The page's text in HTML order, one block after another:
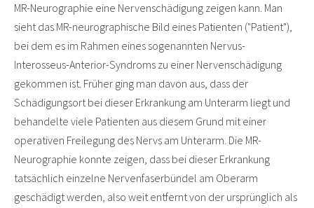
MR-Neurographie eine Nervenschädigung zeigen kann. Man
sieht das MR-neurographische Bild eines Patienten ("Patient"),
bei dem es im Rahmen eines sogenannten Nervus-
Interosseus-Anterior-Syndroms zu einer Nervenschädigung
gekommen ist. Früher ging man davon aus, dass der
Schädigungsort bei dieser Erkrankung am Unterarm liegt und
behandelte viele Patienten aus diesem Grund mit einer
operativen Freilegung des Nervs am Unterarm. Die MR-
Neurographie konnte zeigen, dass bei dieser Erkrankung
tatsächlich einzelne Nervenfaserbündel am Oberarm
geschädigt werden, also weit entfernt von der ursprünglich als